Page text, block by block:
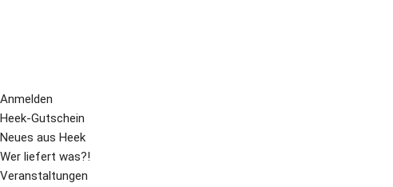
Anmelden
Heek-Gutschein
Neues aus Heek
Wer liefert was?!
Veranstaltungen